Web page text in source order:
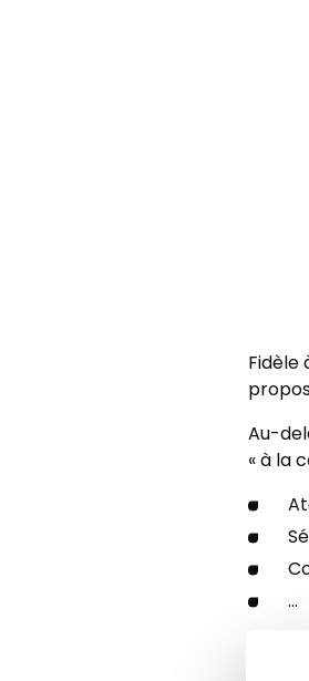
Fidèle
Au-
« à la
...